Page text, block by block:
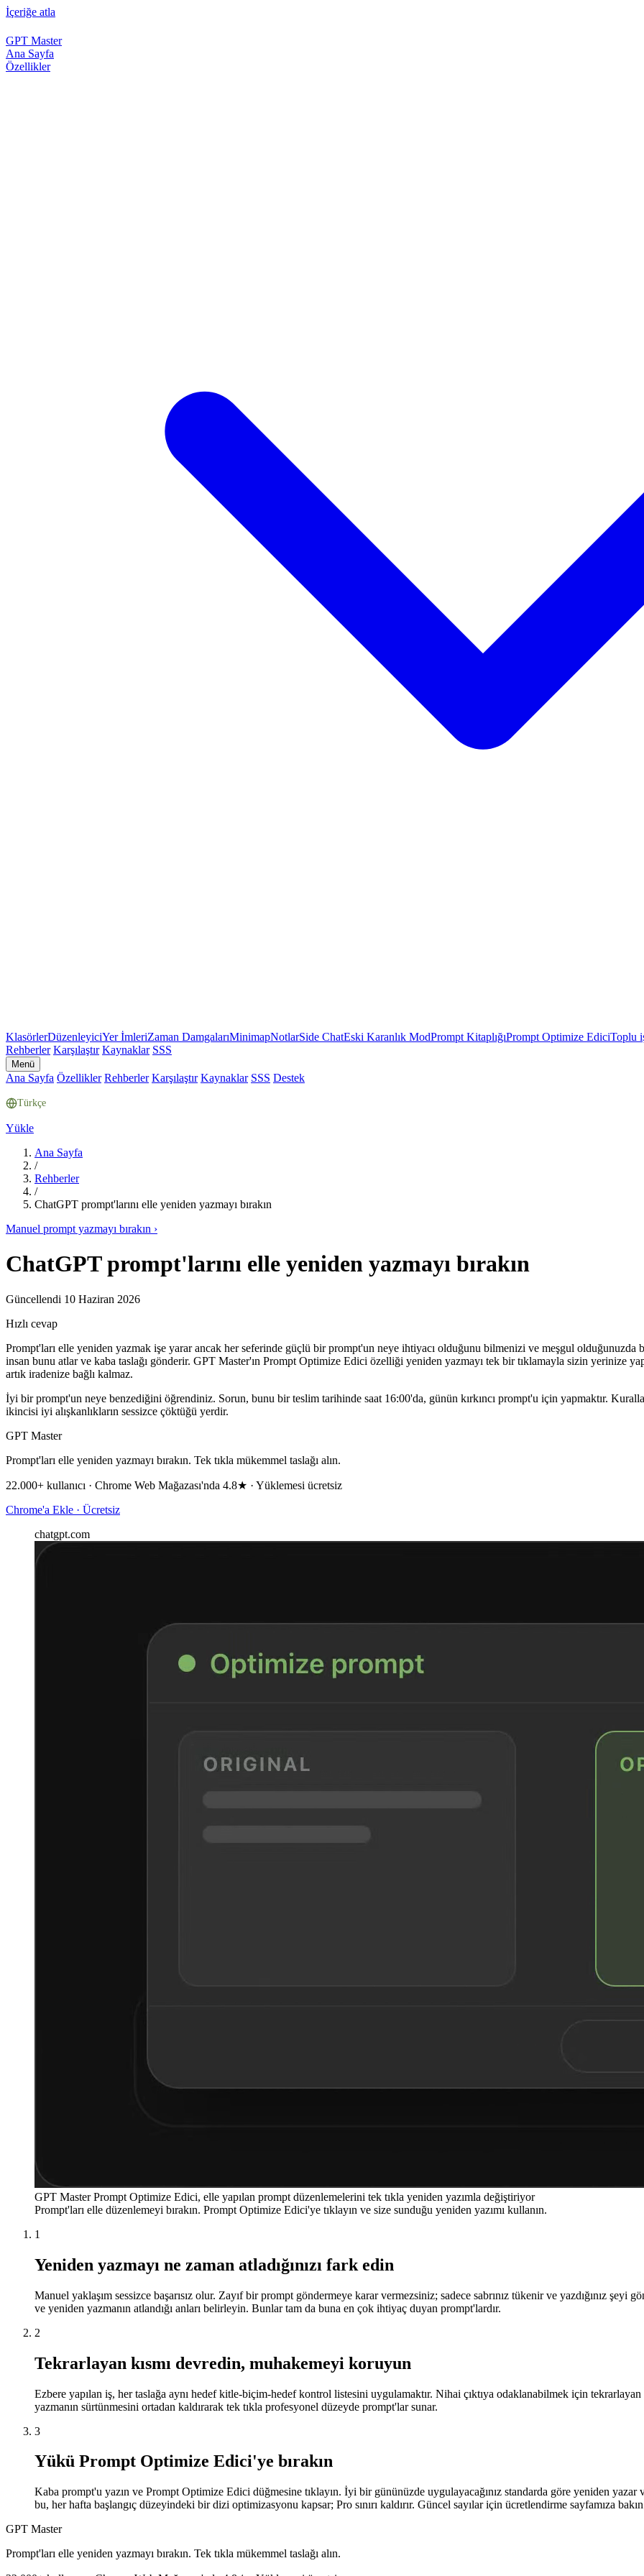
İçeriğe atla
GPT Master
Ana Sayfa
Özellikler
KlasörlerDüzenleyiciYer İmleriZaman DamgalarıMinimapNotlarSide ChatEski Karanlık ModPrompt KitaplığıPrompt Optimize EdiciToplu
Rehberler Karşılaştır Kaynaklar SSS
Menü
Ana Sayfa Özellikler Rehberler Karşılaştır Kaynaklar SSS Destek
Türkçe
Yükle
Ana Sayfa
/
Rehberler
/
ChatGPT prompt'larını elle yeniden yazmayı bırakın
Manuel prompt yazmayı bırakın ›
ChatGPT prompt'larını elle yeniden yazmayı bırakın
Güncellendi 10 Haziran 2026
Hızlı cevap
Prompt'ları elle yeniden yazmak işe yarar ancak her seferinde güçlü bir prompt'un neye ihtiyacı olduğunu bilmenizi ve meşgul olduğunuzda
insan bunu atlar ve kaba taslağı gönderir. GPT Master'ın Prompt Optimize Edici özelliği yeniden yazmayı tek bir tıklamayla sizin yerinize
artık iradenize bağlı kalmaz.
İyi bir prompt'un neye benzediğini öğrendiniz. Sorun, bunu bir teslim tarihinde saat 16:00'da, günün kırkıncı prompt'u için yapmaktır.
ikincisi iyi alışkanlıkların sessizce çöktüğü yerdir.
GPT Master
Prompt'ları elle yeniden yazmayı bırakın. Tek tıkla mükemmel taslağı alın.
22.000+ kullanıcı · Chrome Web Mağazası'nda 4.8★ · Yüklemesi ücretsiz
Chrome'a Ekle · Ücretsiz
chatgpt.com
GPT Master Prompt Optimize Edici, elle yapılan prompt düzenlemelerini tek tıkla yeniden yazımla değiştiriyor
Prompt'ları elle düzenlemeyi bırakın. Prompt Optimize Edici'ye tıklayın ve size sunduğu yeniden yazımı kullanın.
1
Yeniden yazmayı ne zaman atladığınızı fark edin
Manuel yaklaşım sessizce başarısız olur. Zayıf bir prompt göndermeye karar vermezsiniz; sadece sabrınız tükenir ve yazdığınız
ve yeniden yazmanın atlandığı anları belirleyin. Bunlar tam da buna en çok ihtiyaç duyan prompt'lardır.
2
Tekrarlayan kısmı devredin, muhakemeyi koruyun
Ezbere yapılan iş, her taslağa aynı hedef kitle-biçim-hedef kontrol listesini uygulamaktır. Nihai çıktıya odaklanabilmek için
yazmanın sürtünmesini ortadan kaldırarak tek tıkla profesyonel düzeyde prompt'lar sunar.
3
Yükü Prompt Optimize Edici'ye bırakın
Kaba prompt'u yazın ve Prompt Optimize Edici düğmesine tıklayın. İyi bir gününüzde uygulayacağınız standarda göre yeniden yazar
bu, her hafta başlangıç düzeyindeki bir dizi optimizasyonu kapsar; Pro sınırı kaldırır. Güncel sayılar için ücretlendirme sayfamıza
GPT Master
Prompt'ları elle yeniden yazmayı bırakın. Tek tıkla mükemmel taslağı alın.